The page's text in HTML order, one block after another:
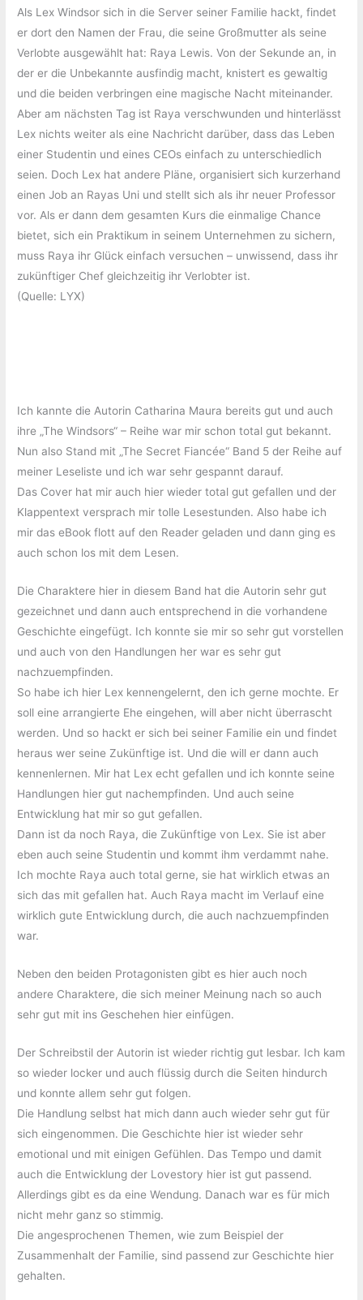
Als Lex Windsor sich in die Server seiner Familie hackt, findet
er dort den Namen der Frau, die seine Großmutter als seine
Verlobte ausgewählt hat: Raya Lewis. Von der Sekunde an, in
der er die Unbekannte ausfindig macht, knistert es gewaltig
und die beiden verbringen eine magische Nacht miteinander.
Aber am nächsten Tag ist Raya verschwunden und hinterlässt
Lex nichts weiter als eine Nachricht darüber, dass das Leben
einer Studentin und eines CEOs einfach zu unterschiedlich
seien. Doch Lex hat andere Pläne, organisiert sich kurzerhand
einen Job an Rayas Uni und stellt sich als ihr neuer Professor
vor. Als er dann dem gesamten Kurs die einmalige Chance
bietet, sich ein Praktikum in seinem Unternehmen zu sichern,
muss Raya ihr Glück einfach versuchen – unwissend, dass ihr
zukünftiger Chef gleichzeitig ihr Verlobter ist.
(Quelle: LYX)
Ich kannte die Autorin Catharina Maura bereits gut und auch
ihre „The Windsors“ – Reihe war mir schon total gut bekannt.
Nun also Stand mit „The Secret Fiancée“ Band 5 der Reihe auf
meiner Leseliste und ich war sehr gespannt darauf.
Das Cover hat mir auch hier wieder total gut gefallen und der
Klappentext versprach mir tolle Lesestunden. Also habe ich
mir das eBook flott auf den Reader geladen und dann ging es
auch schon los mit dem Lesen.
Die Charaktere hier in diesem Band hat die Autorin sehr gut
gezeichnet und dann auch entsprechend in die vorhandene
Geschichte eingefügt. Ich konnte sie mir so sehr gut vorstellen
und auch von den Handlungen her war es sehr gut
nachzuempfinden.
So habe ich hier Lex kennengelernt, den ich gerne mochte. Er
soll eine arrangierte Ehe eingehen, will aber nicht überrascht
werden. Und so hackt er sich bei seiner Familie ein und findet
heraus wer seine Zukünftige ist. Und die will er dann auch
kennenlernen. Mir hat Lex echt gefallen und ich konnte seine
Handlungen hier gut nachempfinden. Und auch seine
Entwicklung hat mir so gut gefallen.
Dann ist da noch Raya, die Zukünftige von Lex. Sie ist aber
eben auch seine Studentin und kommt ihm verdammt nahe.
Ich mochte Raya auch total gerne, sie hat wirklich etwas an
sich das mit gefallen hat. Auch Raya macht im Verlauf eine
wirklich gute Entwicklung durch, die auch nachzuempfinden
war.
Neben den beiden Protagonisten gibt es hier auch noch
andere Charaktere, die sich meiner Meinung nach so auch
sehr gut mit ins Geschehen hier einfügen.
Der Schreibstil der Autorin ist wieder richtig gut lesbar. Ich kam
so wieder locker und auch flüssig durch die Seiten hindurch
und konnte allem sehr gut folgen.
Die Handlung selbst hat mich dann auch wieder sehr gut für
sich eingenommen. Die Geschichte hier ist wieder sehr
emotional und mit einigen Gefühlen. Das Tempo und damit
auch die Entwicklung der Lovestory hier ist gut passend.
Allerdings gibt es da eine Wendung. Danach war es für mich
nicht mehr ganz so stimmig.
Die angesprochenen Themen, wie zum Beispiel der
Zusammenhalt der Familie, sind passend zur Geschichte hier
gehalten.